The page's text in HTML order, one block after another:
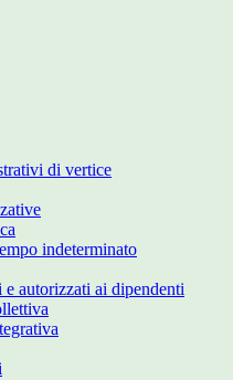
di vertice
indeterminato
autorizzati ai dipendenti